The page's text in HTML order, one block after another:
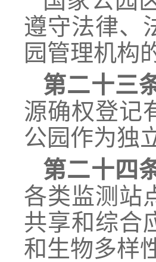
遵守法律、
园管理机构
第二十三
源确权登记
公园作为独
第二十四
各类监测站
共享和综合
和生物多样